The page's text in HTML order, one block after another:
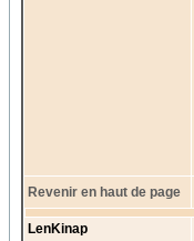
Revenir en haut de page
LenKinap